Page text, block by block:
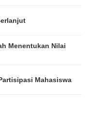
Menentukan Nilai
Mahasiswa